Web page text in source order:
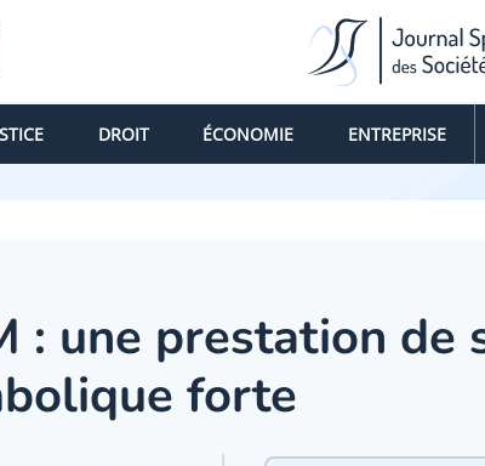
DROIT ÉCONOMIE ENTREPRISE
: une prestation de
forte